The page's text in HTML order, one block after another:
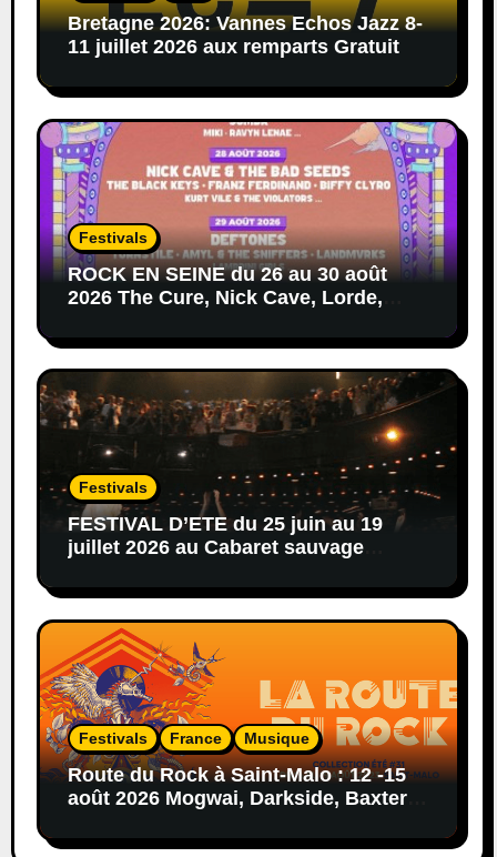
Bretagne 2026: Vannes Echos Jazz 8-
11 juillet 2026 aux remparts Gratuit
Festivals
ROCK EN SEINE du 26 au 30 août
2026 The Cure, Nick Cave, Lorde,
Festivals
FESTIVAL D’ETE du 25 juin au 19
juillet 2026 au Cabaret sauvage
Festivals France Musique
Route du Rock à Saint-Malo : 12 -15
août 2026 Mogwai, Darkside, Baxter